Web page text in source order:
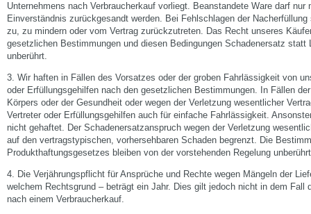
Unternehmens nach Verbraucherkauf vorliegt. Beanstandete Ware darf
Einverständnis zurückgesandt werden. Bei Fehlschlagen der
zu, zu mindern oder vom Vertrag zurückzutreten. Das Recht unseres
gesetzlichen Bestimmungen und diesen Bedingungen Schadenersatz statt
unberührt.
3. Wir haften in Fällen des Vorsatzes oder der groben Fahrlässigkeit von
oder Erfüllungsgehilfen nach den gesetzlichen Bestimmungen. In Fällen
Körpers oder der Gesundheit oder wegen der Verletzung wesentlicher
Vertreter oder Erfüllungsgehilfen auch für einfache Fahrlässigkeit.
nicht gehaftet. Der Schadenersatzanspruch wegen der Verletzung
auf den vertragstypischen, vorhersehbaren Schaden begrenzt. Die
Produkthaftungsgesetzes bleiben von der vorstehenden Regelung
4. Die Verjährungspflicht für Ansprüche und Rechte wegen Mängeln der
welchem Rechtsgrund – beträgt ein Jahr. Dies gilt jedoch nicht in dem Fall
nach einem Verbraucherkauf.